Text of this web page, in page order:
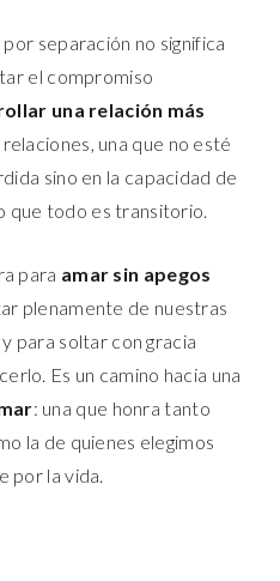
separación no significa
el compromiso
una relación más
relaciones, una que no esté
sino en la capacidad de
que todo es transitorio.
para amar sin apegos
plenamente de nuestras
para soltar con gracia
Es un camino hacia una
: una que honra tanto
la de quienes elegimos
por la vida.